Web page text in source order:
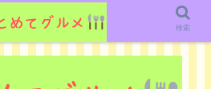
レッドを紹介していきます。（鋭意作成中で
す）
検索